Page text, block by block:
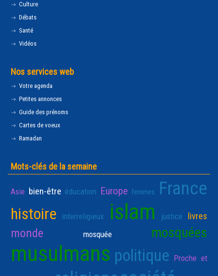
Culture
Débats
Santé
Vidéos
Nos services web
Votre agenda
Petites annonces
Guide des prénoms
Cartes de voeux
Ramadan
Mots-clés de la semaine
Asie bien-être éducation Europe femmes France
histoire interreligieux islam justice livres
monde mosquée mosquées
musulmans politique Proche et